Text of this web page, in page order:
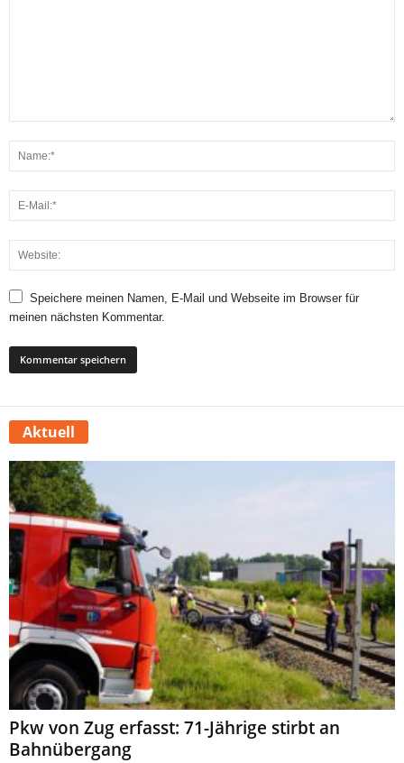
Speichere meinen Namen, E-Mail und Webseite im Browser für
meinen nächsten Kommentar.
Aktuell
Pkw von Zug erfasst: 71-Jährige stirbt an
Bahnübergang